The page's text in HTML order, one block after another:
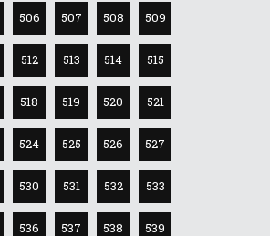
506 507 508 509
512 513 514 515
518 519 520 521
524 525 526 527
530 531 532 533
536 537 538 539